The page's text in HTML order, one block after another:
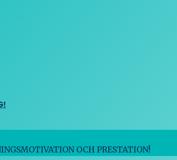
OCH PRESTATION!